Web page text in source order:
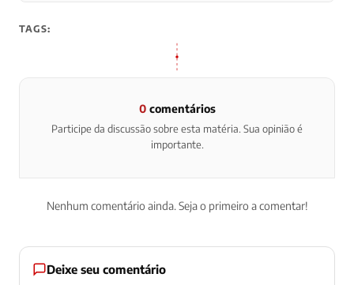
TAGS:
0comentários
Participe da discussão sobre esta matéria. Sua opinião é
importante.
Nenhum comentário ainda. Seja o primeiro a comentar!
Deixe seu comentário